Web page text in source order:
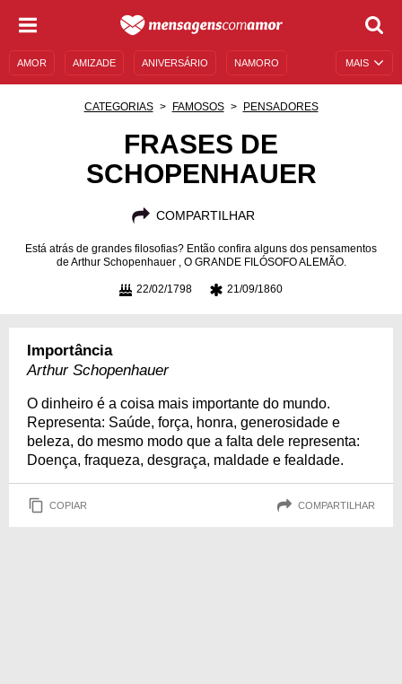
MAIS
AMOR AMIZADE ANIVERSÁRIO NAMORO
MENSAGENS E FRASES MENSAGENS DE ANIVERSÁRIO
CATEGORIAS FAMOSOS PENSADORES
FRASES DE
SCHOPENHAUER
COMPARTILHAR
Está atrás de grandes filosofias? Então confira alguns dos pensamentos
de Arthur Schopenhauer , O GRANDE FILÓSOFO ALEMÃO.
22/02/1798 21/09/1860
Importância
Arthur Schopenhauer
O dinheiro é a coisa mais importante do mundo.
Representa: Saúde, força, honra, generosidade e
beleza, do mesmo modo que a falta dele representa:
Doença, fraqueza, desgraça, maldade e fealdade.
COPIAR COMPARTILHAR